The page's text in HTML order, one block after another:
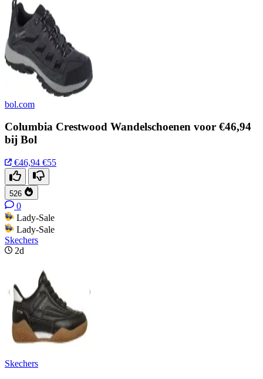
bol.com
Columbia Crestwood Wandelschoenen voor €46,94
bij Bol
€46,94 €55
526
0
Lady-Sale
Lady-Sale
Skechers
2d
Skechers